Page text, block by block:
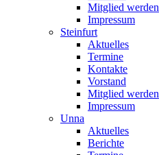
Mitglied werden
Impressum
Steinfurt
Aktuelles
Termine
Kontakte
Vorstand
Mitglied werden
Impressum
Unna
Aktuelles
Berichte